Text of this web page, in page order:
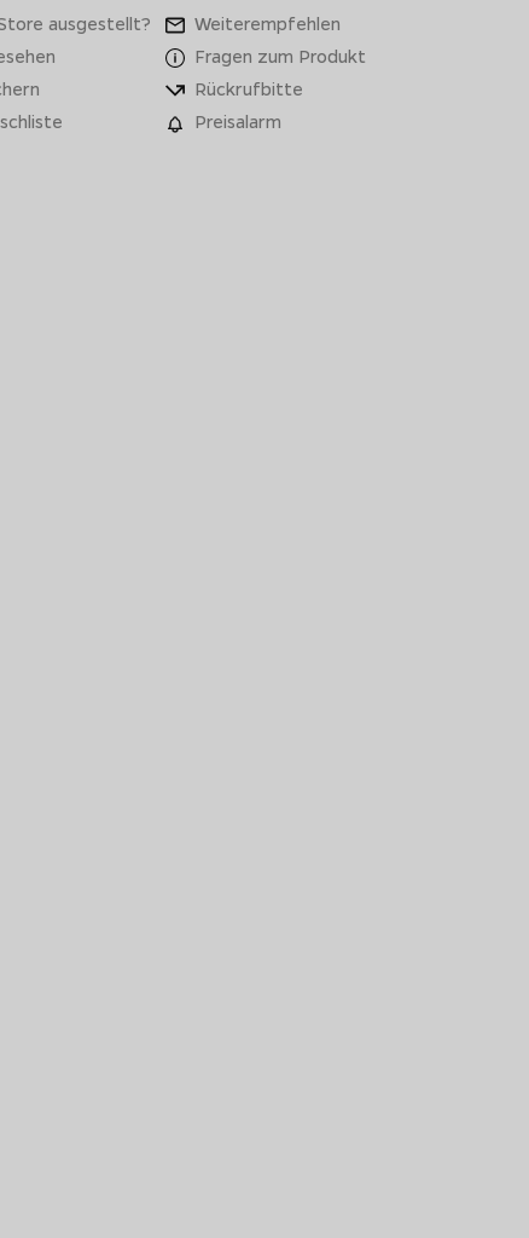
ausgestellt?
Weiterempfehlen
Fragen zum Produkt
Rückrufbitte
Preisalarm